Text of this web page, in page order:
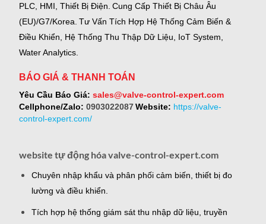
PLC, HMI, Thiết Bị Điện. Cung Cấp Thiết Bị Châu Âu
(EU)/G7/Korea. Tư Vấn Tích Hợp Hệ Thống Cảm Biến &
Điều Khiển, Hệ Thống Thu Thập Dữ Liệu, IoT System,
Water Analytics.
BÁO GIÁ & THANH TOÁN
Yêu Cầu Báo Giá: sales@valve-control-expert.com
Cellphone/Zalo: 0903022087 Website: https://valve-
control-expert.com/
website tự động hóa valve-control-expert.com
Chuyên nhập khẩu và phân phối cảm biến, thiết bị đo
lường và điều khiển.
Tích hợp hệ thống giám sát thu nhập dữ liệu, truyền